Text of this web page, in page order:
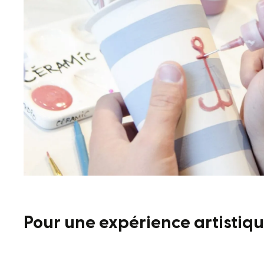
Pour une expérience